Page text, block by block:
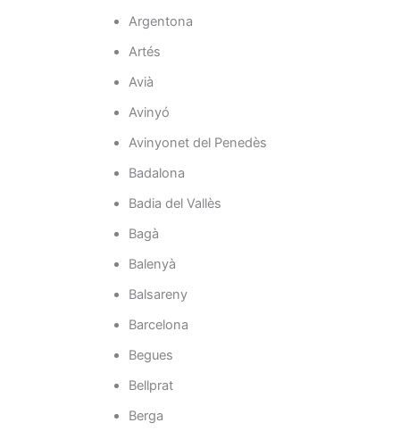
Argentona
Artés
Avià
Avinyó
Avinyonet del Penedès
Badalona
Badia del Vallès
Bagà
Balenyà
Balsareny
Barcelona
Begues
Bellprat
Berga